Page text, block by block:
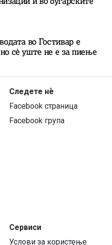
во Гостивар е
сè уште не е за пиење
Следете нѐ
Facebook страница
Facebook група
Сервиси
Услови за користење